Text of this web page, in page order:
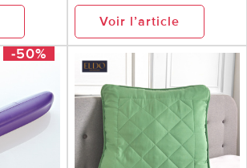
Voir l’article
-50%